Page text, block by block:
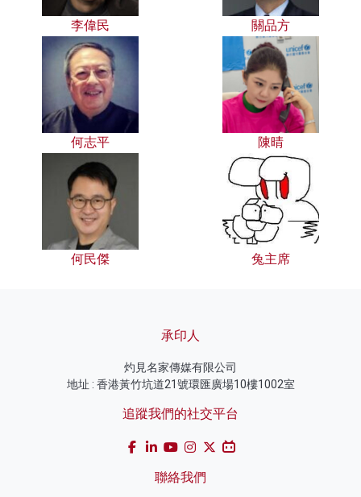
李偉民 關品方
何志平 陳晴
何民傑 兔主席
承印人
灼見名家傳媒有限公司
地址 : 香港黃竹坑道21號環匯廣場10樓1002室
追蹤我們的社交平台
聯絡我們